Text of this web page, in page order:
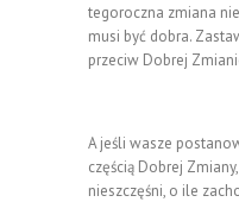
tegoroczna zmiana
musi być dobra.
przeciw Dobrej
A jeśli wasze
częścią Dobrej
nieszczęśni, o ile